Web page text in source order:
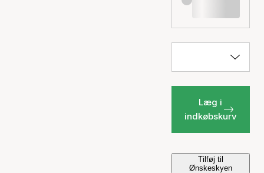
Læg i
indkøbskurv
Tilføj til
Ønskeskyen